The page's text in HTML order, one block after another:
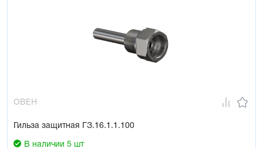
ОВЕН
Гильза защитная ГЗ.16.1.1.100
В наличии 5 шт